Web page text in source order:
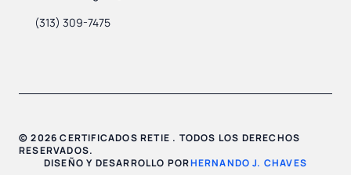
(313) 309-7475
© 2026 CERTIFICADOS RETIE . TODOS LOS DERECHOS
RESERVADOS.
DISEÑO Y DESARROLLO PORHERNANDO J. CHAVES